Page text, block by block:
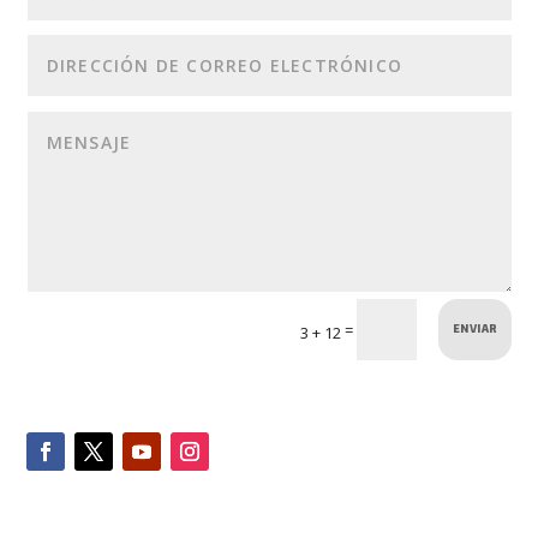
3 + 12 = ENVIAR